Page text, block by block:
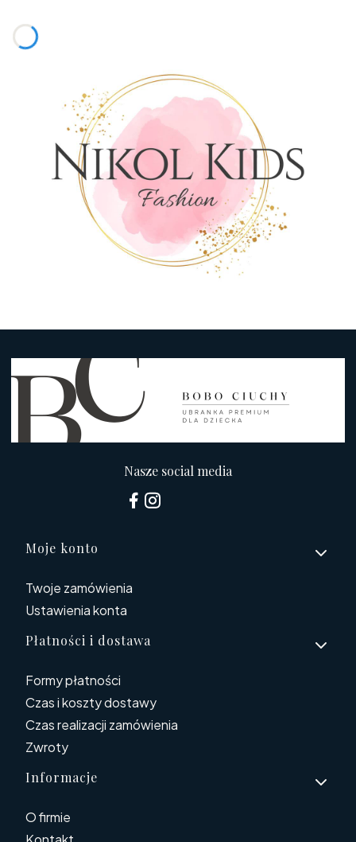
Nasze social media
Linki w stopce
Moje konto
Twoje zamówienia
Ustawienia konta
Płatności i dostawa
Formy płatności
Czas i koszty dostawy
Czas realizacji zamówienia
Zwroty
Informacje
O firmie